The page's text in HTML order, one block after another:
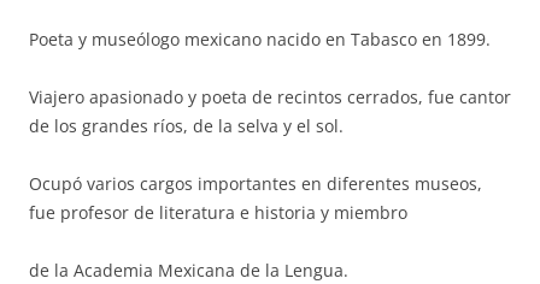
Poeta y museólogo mexicano nacido en Tabasco en 1899.
Viajero apasionado y poeta de recintos cerrados, fue cantor
de los grandes ríos, de la selva y el sol.
Ocupó varios cargos importantes en diferentes museos,
fue profesor de literatura e historia y miembro
de la Academia Mexicana de la Lengua.